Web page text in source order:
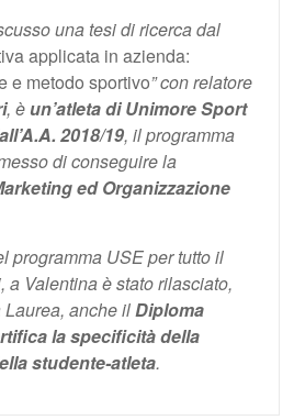
una tesi di ricerca dal
applicata in azienda:
e metodo sportivo” con relatore
, è un’atleta di Unimore Sport
2018/19, il programma
di conseguire la
ed Organizzazione
programma USE per tutto il
a Valentina è stato rilasciato,
Laurea, anche ilDiploma
la specificità della
studente-atleta.